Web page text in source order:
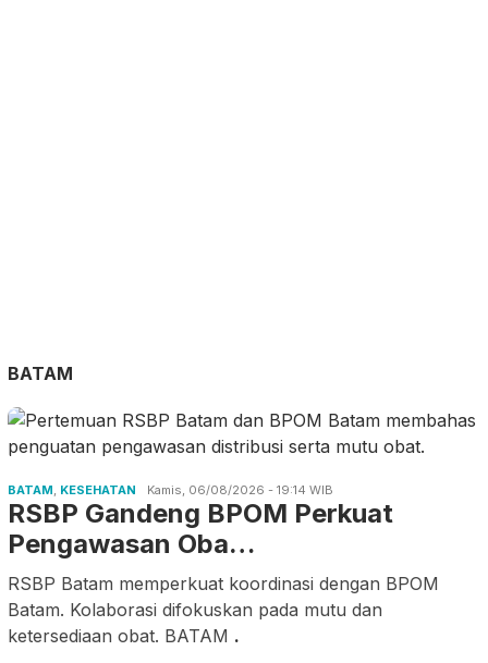
BATAM
BATAM, KESEHATAN Kamis, 06/08/2026 - 19:14 WIB
RSBP Gandeng BPOM Perkuat
Pengawasan Oba…
RSBP Batam memperkuat koordinasi dengan BPOM
Batam. Kolaborasi difokuskan pada mutu dan
ketersediaan obat. BATAM .